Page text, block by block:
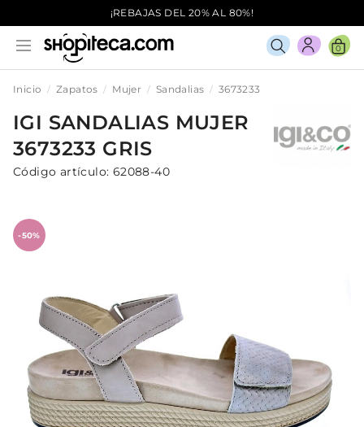
¡REBAJAS DEL 20% AL 80%!
0
Inicio Zapatos Mujer Sandalias 3673233
IGI SANDALIAS MUJER
3673233 GRIS
Código artículo: 62088-40
-50%